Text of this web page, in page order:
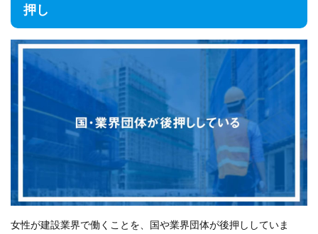
押し
女性が建設業界で働くことを、国や業界団体が後押ししていま